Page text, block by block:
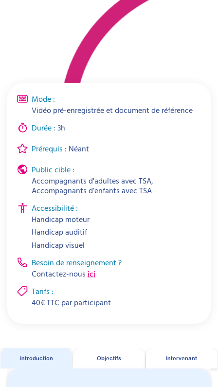
Mode :
Vidéo pré-enregistrée et document de référence
Durée : 3h
Prérequis : Néant
Public cible :
Accompagnants d'adultes avec TSA,
Accompagnants d’enfants avec TSA
Accessibilité :
Handicap moteur
Handicap auditif
Handicap visuel
Besoin de renseignement ?
Contactez-nous ici
Tarifs :
40€TTC par participant
Introduction Objectifs Intervenant